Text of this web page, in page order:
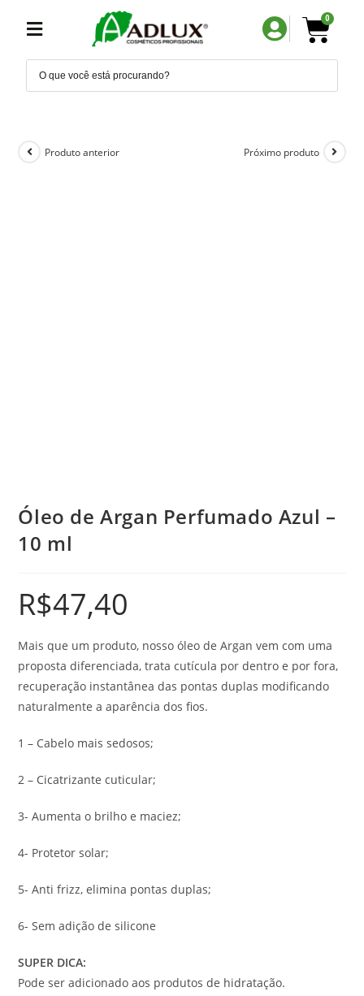
0
Produto anterior Próximo produto
Óleo de Argan Perfumado Azul –
10 ml
R$47,40
Mais que um produto, nosso óleo de Argan vem com uma
proposta diferenciada, trata cutícula por dentro e por fora,
recuperação instantânea das pontas duplas modificando
naturalmente a aparência dos fios.
1 – Cabelo mais sedosos;
2 – Cicatrizante cuticular;
3- Aumenta o brilho e maciez;
4- Protetor solar;
5- Anti frizz, elimina pontas duplas;
6- Sem adição de silicone
SUPER DICA:
Pode ser adicionado aos produtos de hidratação.